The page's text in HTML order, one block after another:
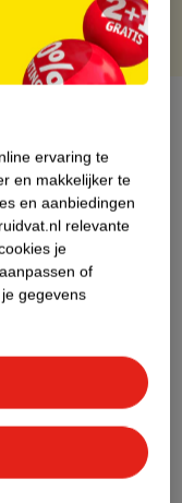
geen Nature
ervaring te
en makkelijker te
en aanbiedingen
relevante
je
of
gegevens